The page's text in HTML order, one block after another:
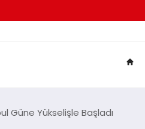
Güne Yükselişle Başladı